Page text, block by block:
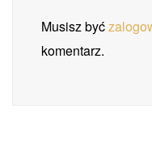
Musisz być
komentarz.